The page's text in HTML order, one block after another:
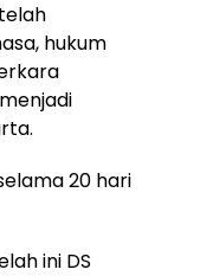
hukum
20 hari
ini DS